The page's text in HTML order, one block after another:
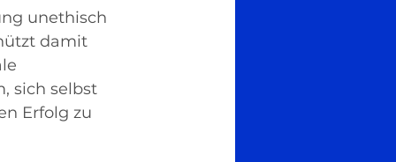
unethisch
damit
sich selbst
Erfolg zu